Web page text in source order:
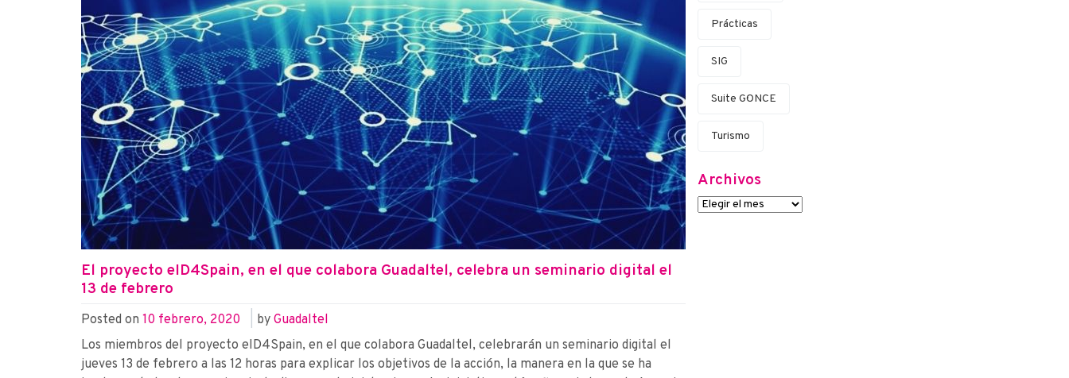
El proyecto eID4Spain, en el que colabora Guadaltel, celebra un seminario digital el
13 de febrero
Posted on 10 febrero, 2020 by Guadaltel
Los miembros del proyecto eID4Spain, en el que colabora Guadaltel, celebrarán un seminario digital el
jueves 13 de febrero a las 12 horas para explicar los objetivos de la acción, la manera en la que se ha
Prácticas
SIG
Suite G·ONCE
Turismo
Archivos